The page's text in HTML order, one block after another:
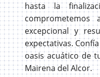
hasta la
excepcional y
expectativas.
oasis acuático de
Mairena del Alcor.